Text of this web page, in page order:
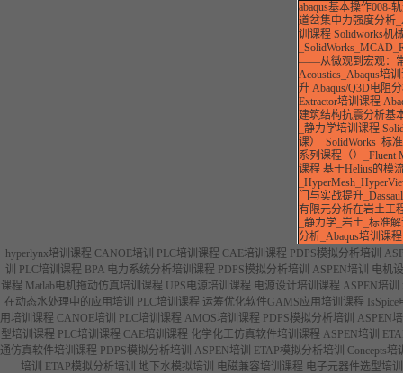
abaqus基本操作008-
道岔集中力强度分析
训课程 Solidworks机
——从微观到宏观：
Acoustics_Abaqus培
升 Abaqus/Q3D电阻
Extractor培训课程
建筑结构抗震分析基
_静力学培训课程
课）_SolidWorks_标
系列课程（）_Fluent
课程 基于Helius的模
门与实战提升
有限元分析在岩土工
_静力学_岩土_标准
分析_Abaqus培训课程
hyperlynx培训课程 CANOE培训 PLC培训课程 CAE培训课程 PDPS模拟分析培训
训
PLC培训课程 BPA 电力系统分析培训课程 PDPS模拟分析培训 ASPEN培训
电机
课程 Matlab电机拖动仿真培训课程 UPS电源培训课程 电源设计培训课程 ASPEN培训
在动态水处理中的应用培训
PLC培训课程 运筹优化软件GAMS应用培训课程
用培训课程 CANOE培训 PLC培训课程 AMOS培训课程 PDPS模拟分析培训
ASPEN
型培训课程 PLC培训课程 CAE培训课程 化学化工仿真软件培训课程 ASPEN培训
通仿真软件培训课程 PDPS模拟分析培训 ASPEN培训 ETAP模拟分析培训
Concepts
培训
ETAP模拟分析培训 地下水模拟培训 电磁兼容培训课程 电子元器件选型培训